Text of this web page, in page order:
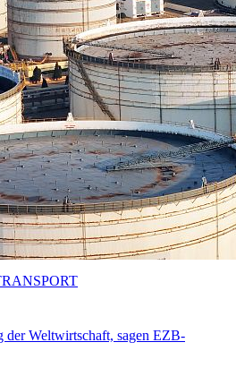
der Weltwirtschaft, sagen EZB-